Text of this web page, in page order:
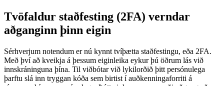
Tvöfaldur staðfesting (2FA) verndar
aðganginn þinn eigin
Sérhverjum notendum er nú kynnt tvíþætta staðfestingu, eða 2FA.
Með því að kveikja á þessum eiginleika eykur þú öðrum lás við
innskráninguna þína. Til viðbótar við lykilorðið þitt persónulega
þarftu slá inn tryggan kóða sem birtist í auðkenningaforriti á